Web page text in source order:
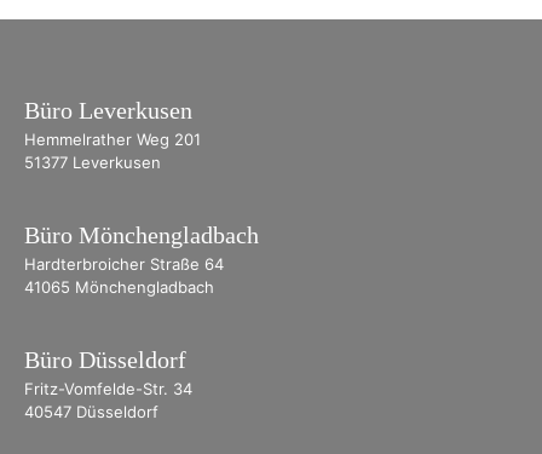
Büro Leverkusen
Hemmelrather Weg 201
51377 Leverkusen
Büro Mönchengladbach
Hardterbroicher Straße 64
41065 Mönchengladbach
Büro Düsseldorf
Fritz-Vomfelde-Str. 34
40547 Düsseldorf